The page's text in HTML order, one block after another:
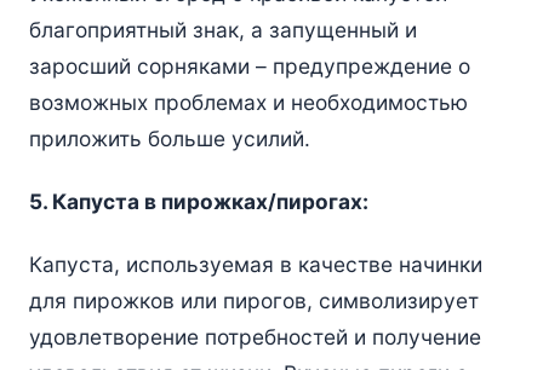
благоприятный знак, а запущенный и
заросший сорняками – предупреждение о
возможных проблемах и необходимостью
приложить больше усилий.
5. Капуста в пирожках/пирогах:
Капуста, используемая в качестве начинки
для пирожков или пирогов, символизирует
удовлетворение потребностей и получение